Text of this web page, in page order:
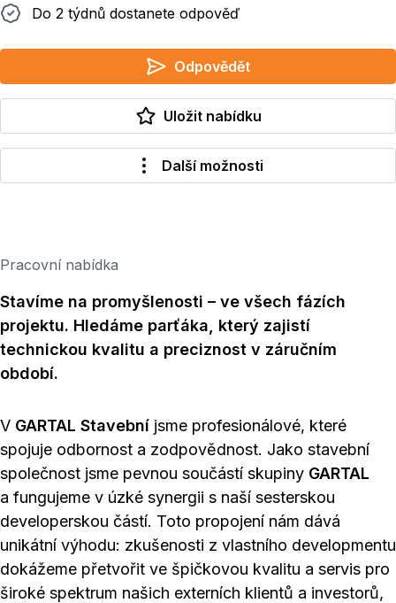
Do 2 týdnů dostanete odpověď
Do 2 týdnů dostanete odpověď
Odpovědět
Uložit nabídku
Další možnosti
Pracovní nabídka
Stavíme na promyšlenosti – ve všech fázích
projektu. Hledáme parťáka, který zajistí
technickou kvalitu a preciznost v záručním
období.
V GARTAL Stavební jsme profesionálové, které
spojuje odbornost a zodpovědnost. Jako stavební
společnost jsme pevnou součástí skupiny GARTAL
a fungujeme v úzké synergii s naší sesterskou
developerskou částí. Toto propojení nám dává
unikátní výhodu: zkušenosti z vlastního developmentu
dokážeme přetvořit ve špičkovou kvalitu a servis pro
široké spektrum našich externích klientů a investorů,